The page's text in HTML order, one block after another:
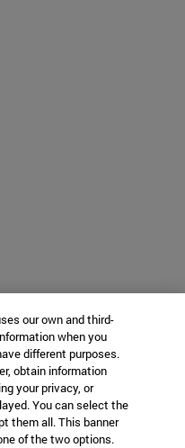
our own and third-
when you
different purposes.
obtain information
your privacy, or
You can select the
them all. This banner
of the two options.